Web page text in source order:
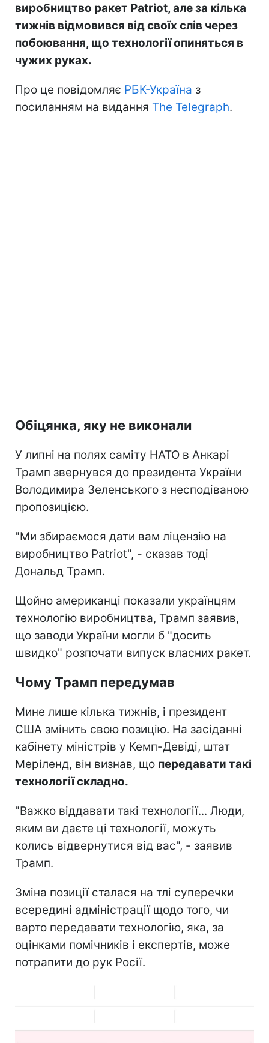
виробництво ракет Patriot, але за кілька
тижнів відмовився від своїх слів через
побоювання, що технології опиняться в
чужих руках.
Про це повідомляє РБК-Україна з
посиланням на видання The Telegraph.
Обіцянка, яку не виконали
У липні на полях саміту НАТО в Анкарі
Трамп звернувся до президента України
Володимира Зеленського з несподіваною
пропозицією.
"Ми збираємося дати вам ліцензію на
виробництво Patriot", - сказав тоді
Дональд Трамп.
Щойно американці показали українцям
технологію виробництва, Трамп заявив,
що заводи України могли б "досить
швидко" розпочати випуск власних ракет.
Чому Трамп передумав
Мине лише кілька тижнів, і президент
США змінить свою позицію. На засіданні
кабінету міністрів у Кемп-Девіді, штат
Меріленд, він визнав, що передавати такі
технології складно.
"Важко віддавати такі технології... Люди,
яким ви даєте ці технології, можуть
колись відвернутися від вас", - заявив
Трамп.
Зміна позиції сталася на тлі суперечки
всередині адміністрації щодо того, чи
варто передавати технологію, яка, за
оцінками помічників і експертів, може
потрапити до рук Росії.